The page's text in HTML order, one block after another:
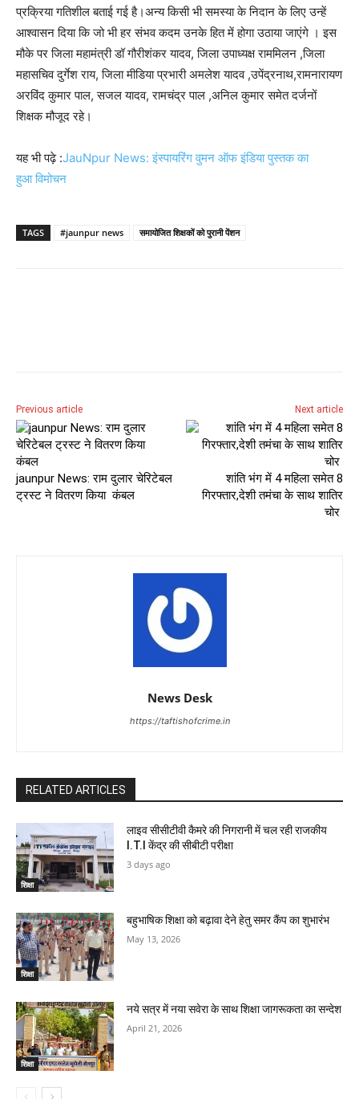
प्रक्रिया गतिशील बताई गई है।अन्य किसी भी समस्या के निदान के लिए उन्हें
आश्वासन दिया कि जो भी हर संभव कदम उनके हित में होगा उठाया जाएंगे । इस
मौके पर जिला महामंत्री डॉ गौरीशंकर यादव, जिला उपाध्यक्ष राममिलन ,जिला
महासचिव दुर्गेश राय, जिला मीडिया प्रभारी अमलेश यादव ,उपेंद्रनाथ,रामनारायण
अरविंद कुमार पाल, सजल यादव, रामचंद्र पाल ,अनिल कुमार समेत दर्जनों
शिक्षक मौजूद रहे।
यह भी पढ़े :JauNpur News: इंस्पायरिंग वुमन ऑफ इंडिया पुस्तक का
हुआ विमोचन
TAGS #jaunpur news समायोजित शिक्षकों को पुरानी पेंशन
Previous article
jaunpur News: राम दुलार चेरिटेबल
ट्रस्ट ने वितरण किया कंबल
Next article
शांति भंग में 4 महिला समेत 8
गिरफ्तार,देशी तमंचा के साथ शातिर
चोर
News Desk
https://taftishofcrime.in
RELATED ARTICLES
शिक्षा
लाइव सीसीटीवी कैमरे की निगरानी में चल रही राजकीय
I.T.I केंद्र की सीबीटी परीक्षा
3 days ago
शिक्षा
बहुभाषिक शिक्षा को बढ़ावा देने हेतु समर कैंप का शुभारंभ
May 13, 2026
शिक्षा
नये सत्र में नया सवेरा के साथ शिक्षा जागरूकता का सन्देश
April 21, 2026